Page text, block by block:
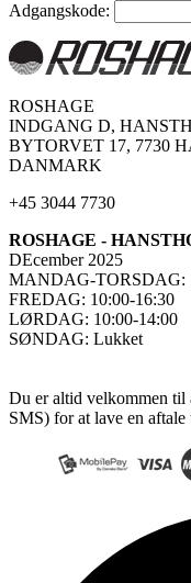
Adgangskode:
ROSHAGE
INDGANG D,
BYTORVET 17, 7730
DANMARK
+45 3044 7730
ROSHAGE -
DEcember 2025
MANDAG-TORSDAG:
FREDAG: 10:00-16:30
LØRDAG: 10:00-14:00
SØNDAG: Lukket
Du er altid velkommen til
SMS) for at lave en aftale